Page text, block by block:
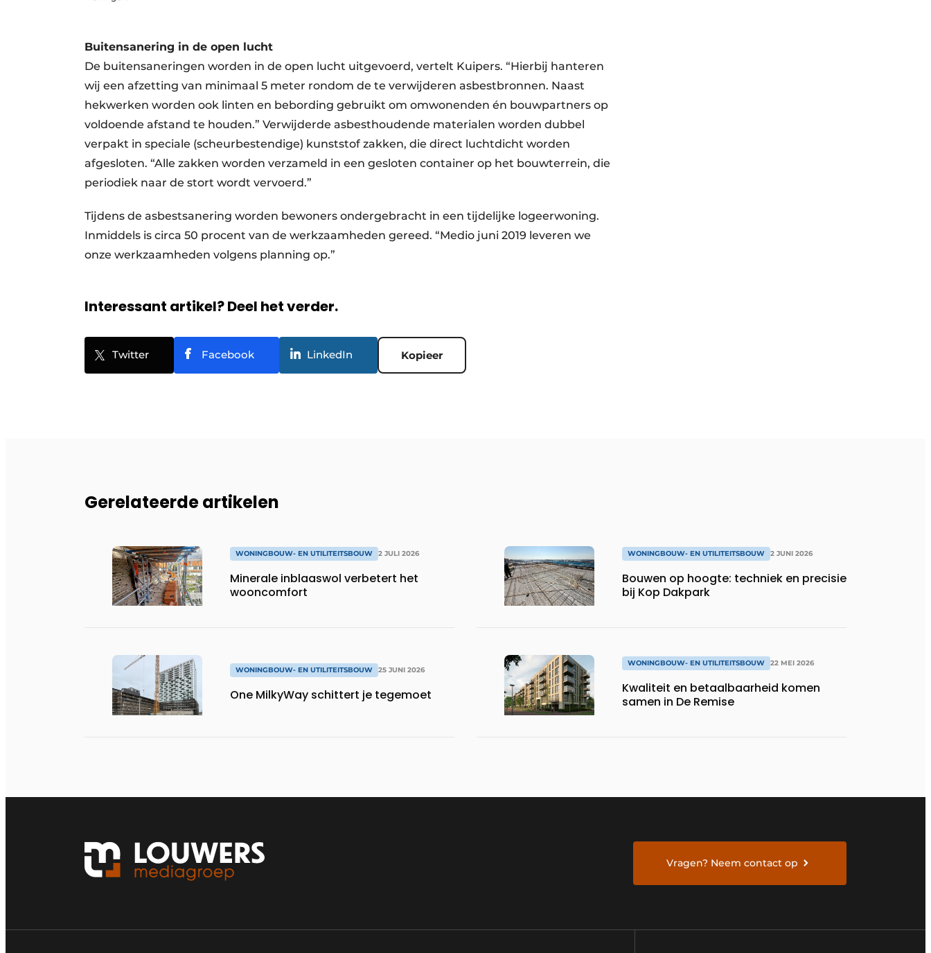
Buitensanering in de open lucht
De buitensaneringen worden in de open lucht uitgevoerd, vertelt Kuipers. “Hierbij hanteren
wij een afzetting van minimaal 5 meter rondom de te verwijderen asbestbronnen. Naast
hekwerken worden ook linten en bebording gebruikt om omwonenden én bouwpartners op
voldoende afstand te houden.” Verwijderde asbesthoudende materialen worden dubbel
verpakt in speciale (scheurbestendige) kunststof zakken, die direct luchtdicht worden
afgesloten. “Alle zakken worden verzameld in een gesloten container op het bouwterrein, die
periodiek naar de stort wordt vervoerd.”
Tijdens de asbestsanering worden bewoners ondergebracht in een tijdelijke logeerwoning.
Inmiddels is circa 50 procent van de werkzaamheden gereed. “Medio juni 2019 leveren we
onze werkzaamheden volgens planning op.”
Interessant artikel? Deel het verder.
Twitter Facebook LinkedIn Kopieer
Gerelateerde artikelen
WONINGBOUW- EN UTILITEITSBOUW 2 JULI 2026
Minerale inblaaswol verbetert het
wooncomfort
WONINGBOUW- EN UTILITEITSBOUW 25 JUNI 2026
One MilkyWay schittert je tegemoet
WONINGBOUW- EN UTILITEITSBOUW 2 JUNI 2026
Bouwen op hoogte: techniek en precisie
bij Kop Dakpark
WONINGBOUW- EN UTILITEITSBOUW 22 MEI 2026
Kwaliteit en betaalbaarheid komen
samen in De Remise
Vragen? Neem contact op